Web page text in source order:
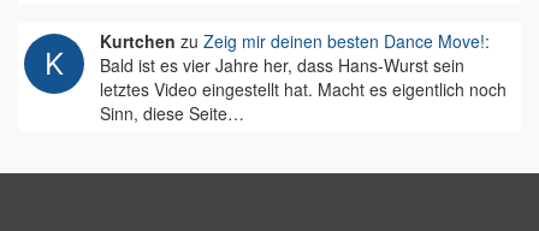
Kurtchen zu Zeig mir deinen besten Dance Move!:
Bald ist es vier Jahre her, dass Hans-Wurst sein
letztes Video eingestellt hat. Macht es eigentlich noch
Sinn, diese Seite…